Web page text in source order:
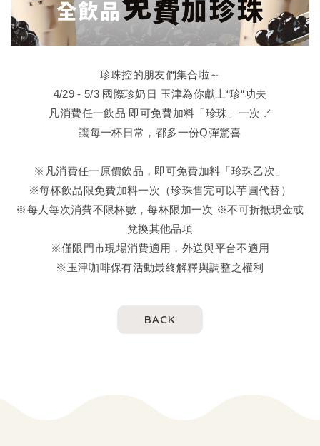
珍珠控的朋友們集合啦～
4/29 - 5/3 國際珍奶日 玉津為你獻上“珍“功夫
凡消費任一飲品 即可免費加料「珍珠」一次 .ᐟ
讓每一杯日常，都多一份Q彈驚喜
※凡消費任一原價飲品，即可免費加料「珍珠乙次」
※每杯飲品限免費加料一次（珍珠售完可以芋圓代替）
※每人每次消費不限杯數，每杯限加一次 ※不可折抵現金或
兌換其他品項
※僅限門市現場消費適用，外送與平台不適用
※玉津咖啡保有活動最終解釋與調整之權利
BACK